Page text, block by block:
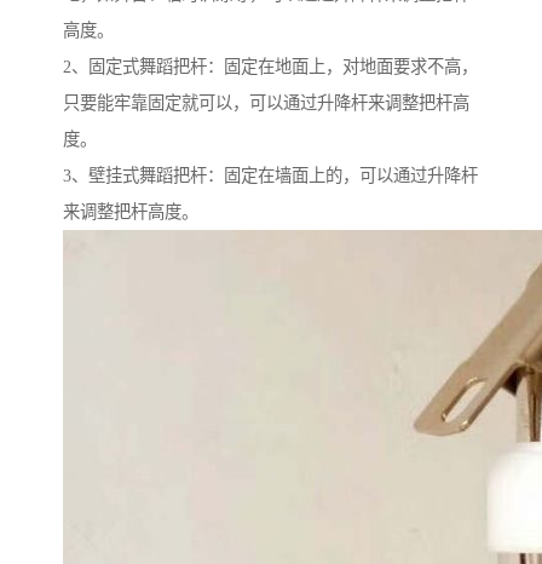
高度。
2、固定式舞蹈把杆：固定在地面上，对地面要求不高，
只要能牢靠固定就可以，可以通过升降杆来调整把杆高
度。
3、壁挂式舞蹈把杆：固定在墙面上的，可以通过升降杆
来调整把杆高度。